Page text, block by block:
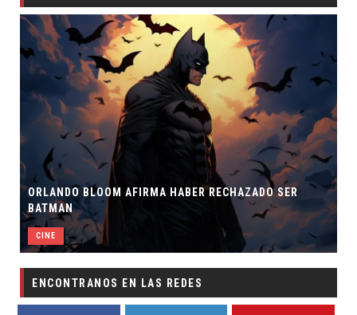
ORLANDO BLOOM AFIRMA HABER RECHAZADO SER
BATMAN
CINE
ENCONTRANOS EN LAS REDES